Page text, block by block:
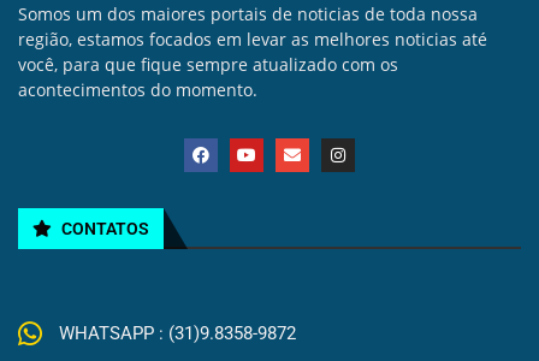
Somos um dos maiores portais de noticias de toda nossa
região, estamos focados em levar as melhores noticias até
você, para que fique sempre atualizado com os
acontecimentos do momento.
CONTATOS
WHATSAPP : (31)9.8358-9872